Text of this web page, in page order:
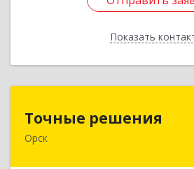
ПоказатьНазад
Точные решения
Орск